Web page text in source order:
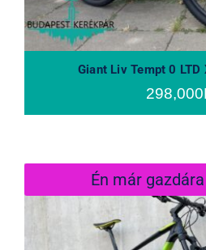
Giant Liv Tempt 0
298,000
Én már